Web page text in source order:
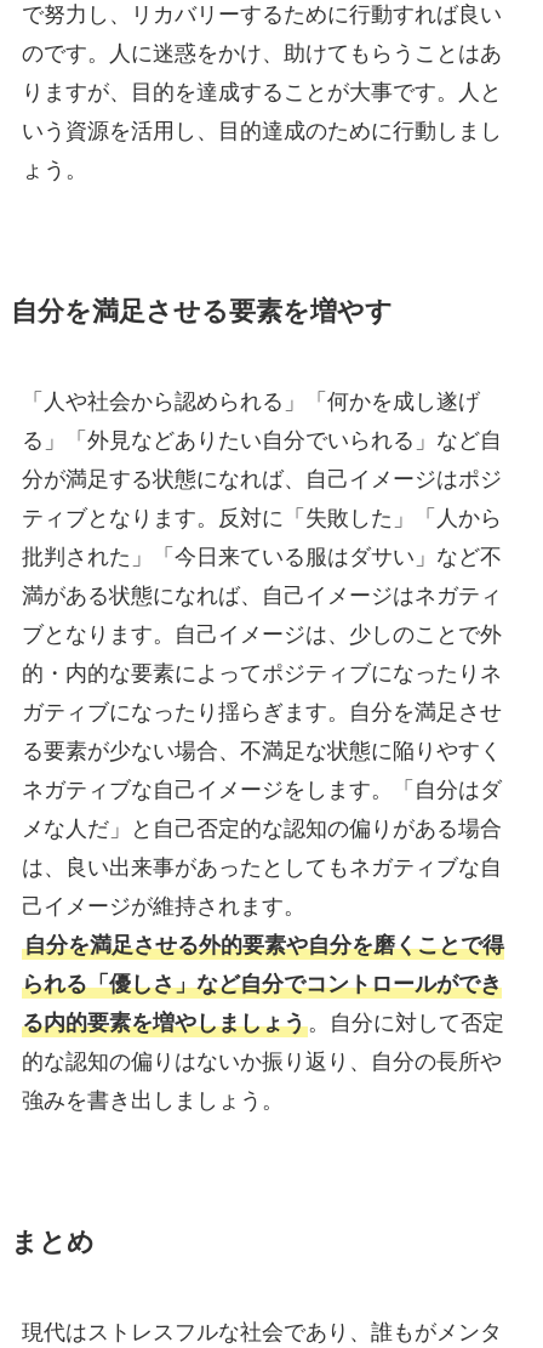
で努力し、リカバリーするために行動すれば良い
のです。人に迷惑をかけ、助けてもらうことはあ
りますが、目的を達成することが大事です。人と
いう資源を活用し、目的達成のために行動しまし
ょう。
自分を満足させる要素を増やす
「人や社会から認められる」「何かを成し遂げ
る」「外見などありたい自分でいられる」など自
分が満足する状態になれば、自己イメージはポジ
ティブとなります。反対に「失敗した」「人から
批判された」「今日来ている服はダサい」など不
満がある状態になれば、自己イメージはネガティ
ブとなります。自己イメージは、少しのことで外
的・内的な要素によってポジティブになったりネ
ガティブになったり揺らぎます。自分を満足させ
る要素が少ない場合、不満足な状態に陥りやすく
ネガティブな自己イメージをします。「自分はダ
メな人だ」と自己否定的な認知の偏りがある場合
は、良い出来事があったとしてもネガティブな自
己イメージが維持されます。
自分を満足させる外的要素や自分を磨くことで得
られる「優しさ」など自分でコントロールができ
る内的要素を増やしましょう。自分に対して否定
的な認知の偏りはないか振り返り、自分の長所や
強みを書き出しましょう。
まとめ
現代はストレスフルな社会であり、誰もがメンタ